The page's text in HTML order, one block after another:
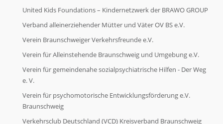
United Kids Foundations – Kindernetzwerk der BRAWO GROUP
Verband alleinerziehender Mütter und Väter OV BS e.V.
Verein Braunschweiger Verkehrsfreunde e.V.
Verein für Alleinstehende Braunschweig und Umgebung e.V.
Verein für gemeindenahe sozialpsychiatrische Hilfen - Der Weg
e. V.
Verein für psychomotorische Entwicklungsförderung e.V.
Braunschweig
Verkehrsclub Deutschland (VCD) Kreisverband Braunschweig